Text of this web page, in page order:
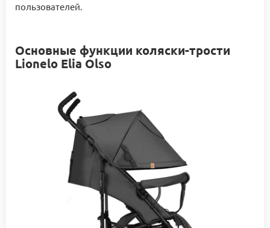
пользователей.
Основные функции коляски-трости
Lionelo Elia Olso